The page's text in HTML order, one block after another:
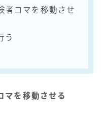
者コマを移動させ
う
マを移動させる